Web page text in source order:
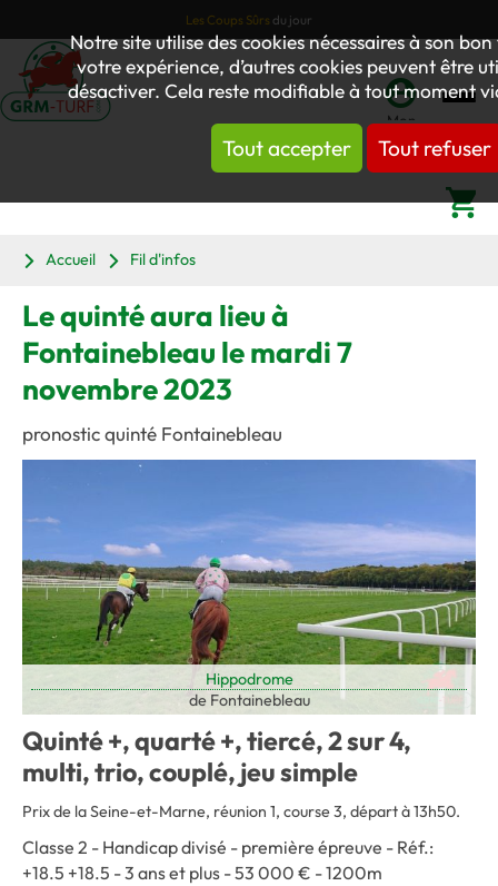
Notre site utilise des cookies nécessaires à son
votre expérience, d’autres cookies peuvent être
désactiver. Cela reste modifiable à tout moment
Tout accepter Tout refuser
Les Coups Sûrs du jour
Mon
compte
Accueil
Fil d'infos
Le quinté aura lieu à
Fontainebleau le mardi 7
novembre 2023
pronostic quinté Fontainebleau
Hippodrome
de Fontainebleau
Quinté +, quarté +, tiercé, 2 sur 4,
multi, trio, couplé, jeu simple
Prix de la Seine-et-Marne, réunion 1, course 3, départ à 13h50.
Classe 2 - Handicap divisé - première épreuve - Réf.:
+18.5 +18.5 - 3 ans et plus - 53 000 € - 1200m